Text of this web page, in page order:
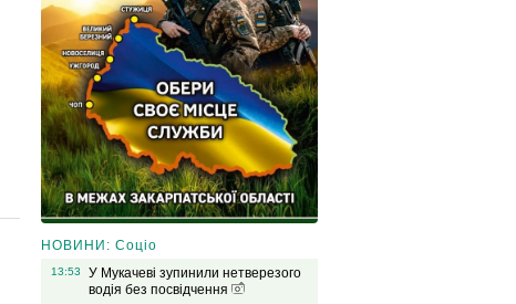
НОВИНИ: Соціо
13:53
У Мукачеві зупинили нетверезого
водія без посвідчення